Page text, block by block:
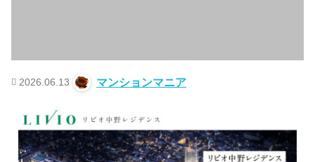
2026.06.13 マンションマニア